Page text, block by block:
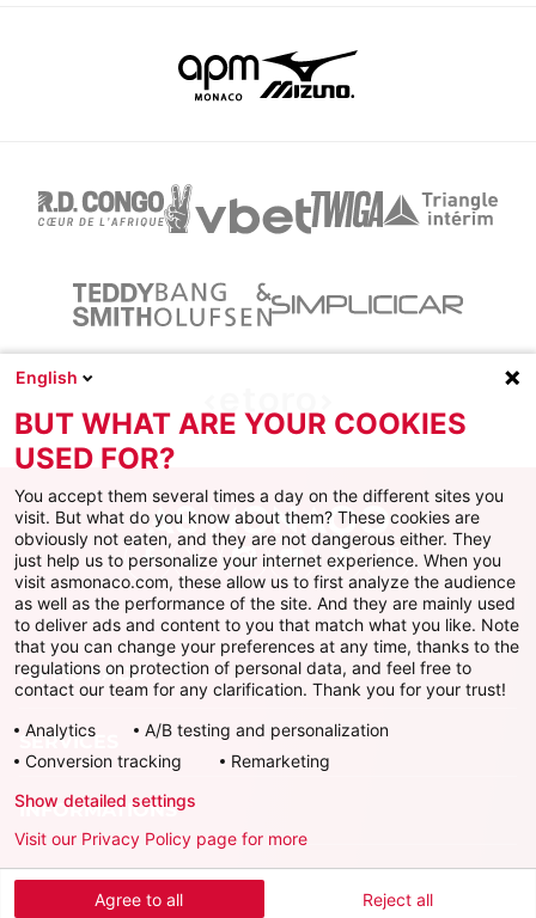
Facebook
X Instagram
YoutubeTikTokTwitch
AS MONACO
SERVICES
INFORMATIONS
Télécharger l'AS Monaco App
English
BUT WHAT ARE YOUR COOKIES
USED FOR?
You accept them several times a day on the different sites you
visit. But what do you know about them? These cookies are
obviously not eaten, and they are not dangerous either. They
just help us to personalize your internet experience. When you
visit asmonaco.com, these allow us to first analyze the audience
as well as the performance of the site. And they are mainly used
to deliver ads and content to you that match what you like. Note
that you can change your preferences at any time, thanks to the
regulations on protection of personal data, and feel free to
contact our team for any clarification. Thank you for your trust!
Analytics
A/B testing and personalization
Conversion tracking
Remarketing
Agree to all Reject all
Show detailed settings
Visit our Privacy Policy page for more